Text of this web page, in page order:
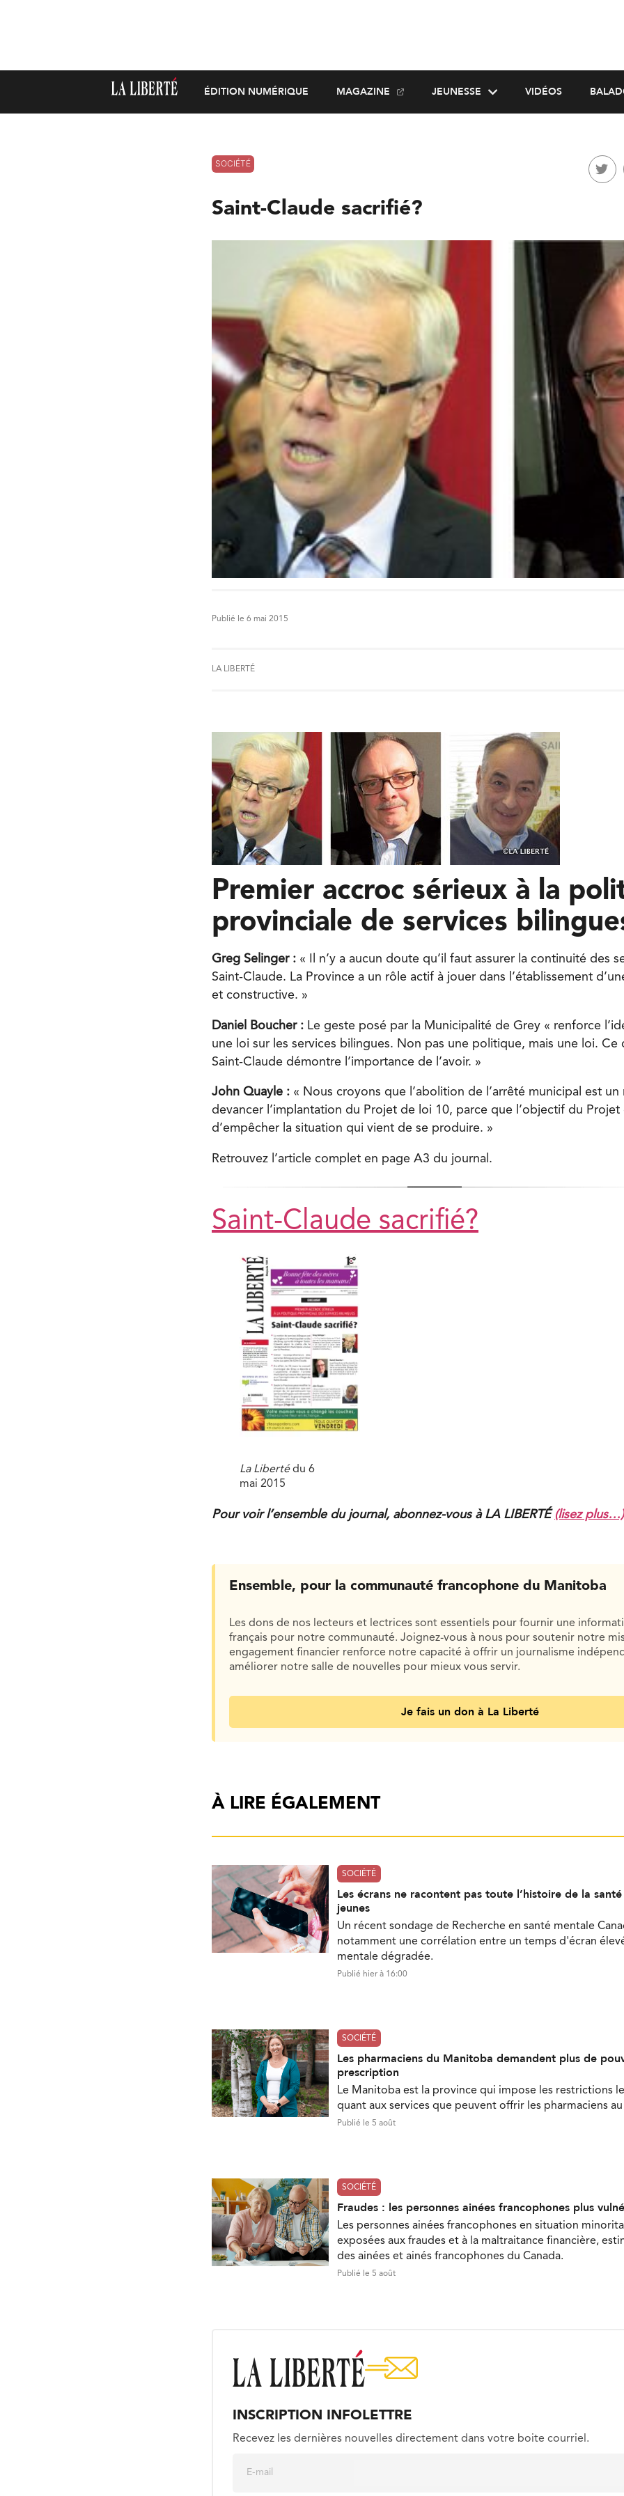
ÉDITION NUMÉRIQUE MAGAZINE JEUNESSE VIDÉOS
SOCIÉTÉ
Saint-Claude sacrifié?
Publié le 6 mai 2015
LA LIBERTÉ
Premier accroc sérieux à la
provinciale de services
Greg Selinger : « Il n’y a aucun doute qu’il faut assurer la continuité des
Saint-Claude. La Province a un rôle actif à jouer dans l’établissement
et constructive. »
Daniel Boucher : Le geste posé par la Municipalité de Grey « renforce
une loi sur les services bilingues. Non pas une politique, mais une loi. Ce
Saint-Claude démontre l’importance de l’avoir. »
John Quayle : « Nous croyons que l’abolition de l’arrêté municipal est
devancer l’implantation du Projet de loi 10, parce que l’objectif du
d’empêcher la situation qui vient de se produire. »
Retrouvez l’article complet en page A3 du journal.
Saint-Claude sacrifié?
La Libertédu 6
mai 2015
Pour voir l’ensemble du journal, abonnez-vous à LA LIBERTÉ (lisez plus…)
Ensemble, pour la communauté francophone du Manitoba
Les dons de nos lecteurs et lectrices sont essentiels pour fournir une
français pour notre communauté. Joignez-vous à nous pour soutenir notre
engagement financier renforce notre capacité à offrir un journalisme
améliorer notre salle de nouvelles pour mieux vous servir.
Je fais un don à La Liberté
À LIRE ÉGALEMENT
SOCIÉTÉ
Les écrans ne racontent pas toute l’histoire de la
jeunes
Un récent sondage de Recherche en santé mentale
notamment une corrélation entre un temps d'écran
mentale dégradée.
Publié hier à 16:00
SOCIÉTÉ
Les pharmaciens du Manitoba demandent plus de
prescription
Le Manitoba est la province qui impose les restrictions
quant aux services que peuvent offrir les pharmaciens au
Publié le 5 août
SOCIÉTÉ
Fraudes : les personnes ainées francophones plus
Les personnes ainées francophones en situation
exposées aux fraudes et à la maltraitance financière,
des ainées et ainés francophones du Canada.
Publié le 5 août
INSCRIPTION INFOLETTRE
Recevez les dernières nouvelles directement dans votre boite courriel.